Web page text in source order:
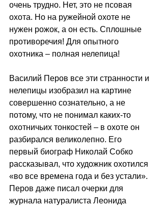
очень трудно. Нет, это не псовая
охота. Но на ружейной охоте не
нужен рожок, а он есть. Сплошные
противоречия! Для опытного
охотника – полная нелепица!
Василий Перов все эти странности и
нелепицы изобразил на картине
совершенно сознательно, а не
потому, что не понимал каких-то
охотничьих тонкостей – в охоте он
разбирался великолепно. Его
первый биограф Николай Собко
рассказывал, что художник охотился
«во все времена года и без устали».
Перов даже писал очерки для
журнала натуралиста Леонида